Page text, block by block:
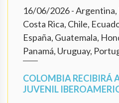
16/06/2026- Argentina,
Costa Rica, Chile,
España, Guatemala,
Panamá, Uruguay,
COLOMBIA RECIBIRÁ
JUVENIL